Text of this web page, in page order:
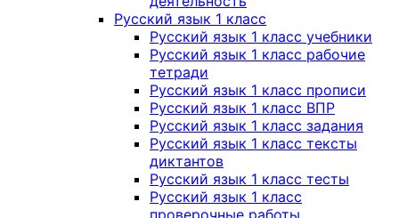
Русский язык 1 класс
Русский язык 1 класс учебники
Русский язык 1 класс рабочие
тетради
Русский язык 1 класс прописи
Русский язык 1 класс ВПР
Русский язык 1 класс задания
Русский язык 1 класс тексты
диктантов
Русский язык 1 класс тесты
Русский язык 1 класс
проверочные работы